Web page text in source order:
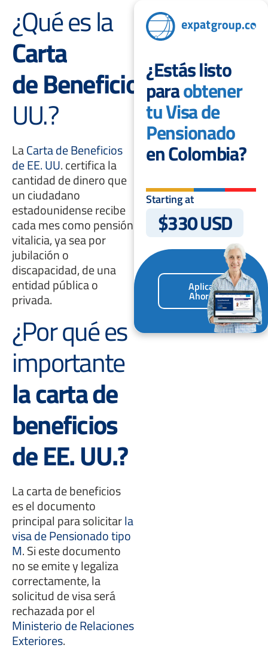
¿Qué es la
Carta
de Beneficiosde EE.
UU.?
LaCarta de Beneficios
de EE. UU. certifica la
cantidad de dinero que
un ciudadano
estadounidense recibe
cada mes como pensión
vitalicia, ya sea por
jubilación o
discapacidad, de una
entidad pública o
privada.
¿Por qué es
importante
la carta de
beneficios
de EE. UU.?
La carta de beneficios
es el documento
principal para solicitarla
visa de Pensionado tipo
M. Si este documento
no se emite y legaliza
correctamente, la
solicitud de visa será
rechazada por el
Ministerio de Relaciones
Exteriores.
¿Estás listo
paraobtener
tu Visa de
Pensionado
en Colombia?
Starting at
$330 USD
Aplica
Ahora